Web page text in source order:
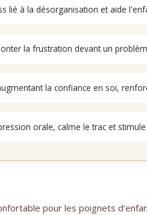
lié à la désorganisation et aide
la frustration devant un
la confiance en soi,
orale, calme le trac et
pour les poignets